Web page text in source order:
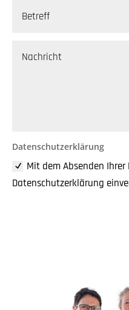
Datenschutzerklärung
Mit dem Absenden
Datenschutzerklärung